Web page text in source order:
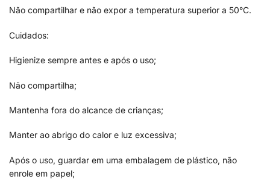
Não compartilhar e não expor a temperatura superior a 50°C.
Cuidados:
Higienize sempre antes e após o uso;
Não compartilha;
Mantenha fora do alcance de crianças;
Manter ao abrigo do calor e luz excessiva;
Após o uso, guardar em uma embalagem de plástico, não
enrole em papel;